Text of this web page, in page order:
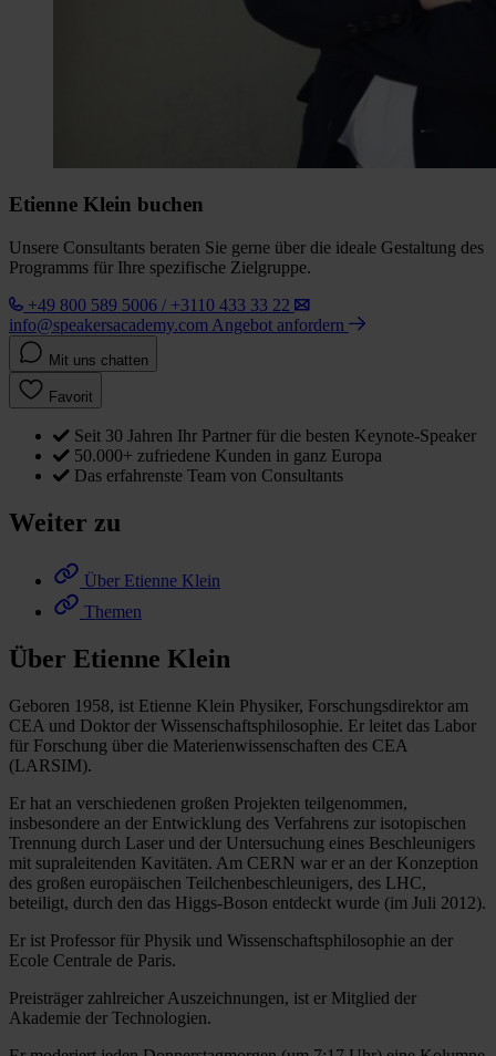
Etienne Klein buchen
Unsere Consultants beraten Sie gerne über die ideale Gestaltung des
Programms für Ihre spezifische Zielgruppe.
+49 800 589 5006 / +3110 433 33 22
info@speakersacademy.com Angebot anfordern
Mit uns chatten
Favorit
Seit 30 Jahren Ihr Partner für die besten Keynote-Speaker
50.000+ zufriedene Kunden in ganz Europa
Das erfahrenste Team von Consultants
Weiter zu
Über Etienne Klein
Themen
Über Etienne Klein
Geboren 1958, ist Etienne Klein Physiker, Forschungsdirektor am
CEA und Doktor der Wissenschaftsphilosophie. Er leitet das Labor
für Forschung über die Materienwissenschaften des CEA
(LARSIM).
Er hat an verschiedenen großen Projekten teilgenommen,
insbesondere an der Entwicklung des Verfahrens zur isotopischen
Trennung durch Laser und der Untersuchung eines Beschleunigers
mit supraleitenden Kavitäten. Am CERN war er an der Konzeption
des großen europäischen Teilchenbeschleunigers, des LHC,
beteiligt, durch den das Higgs-Boson entdeckt wurde (im Juli 2012).
Er ist Professor für Physik und Wissenschaftsphilosophie an der
Ecole Centrale de Paris.
Preisträger zahlreicher Auszeichnungen, ist er Mitglied der
Akademie der Technologien.